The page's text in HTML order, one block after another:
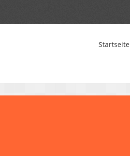
Startseite